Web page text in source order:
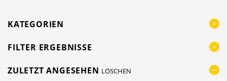
KATEGORIEN
FILTER ERGEBNISSE
ZULETZT ANGESEHEN LÖSCHEN